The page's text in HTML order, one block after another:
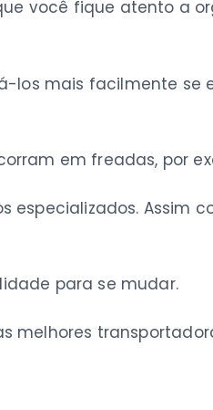
você fique atento a
los mais facilmente se
em freadas, por
Assim
para se mudar.
melhores